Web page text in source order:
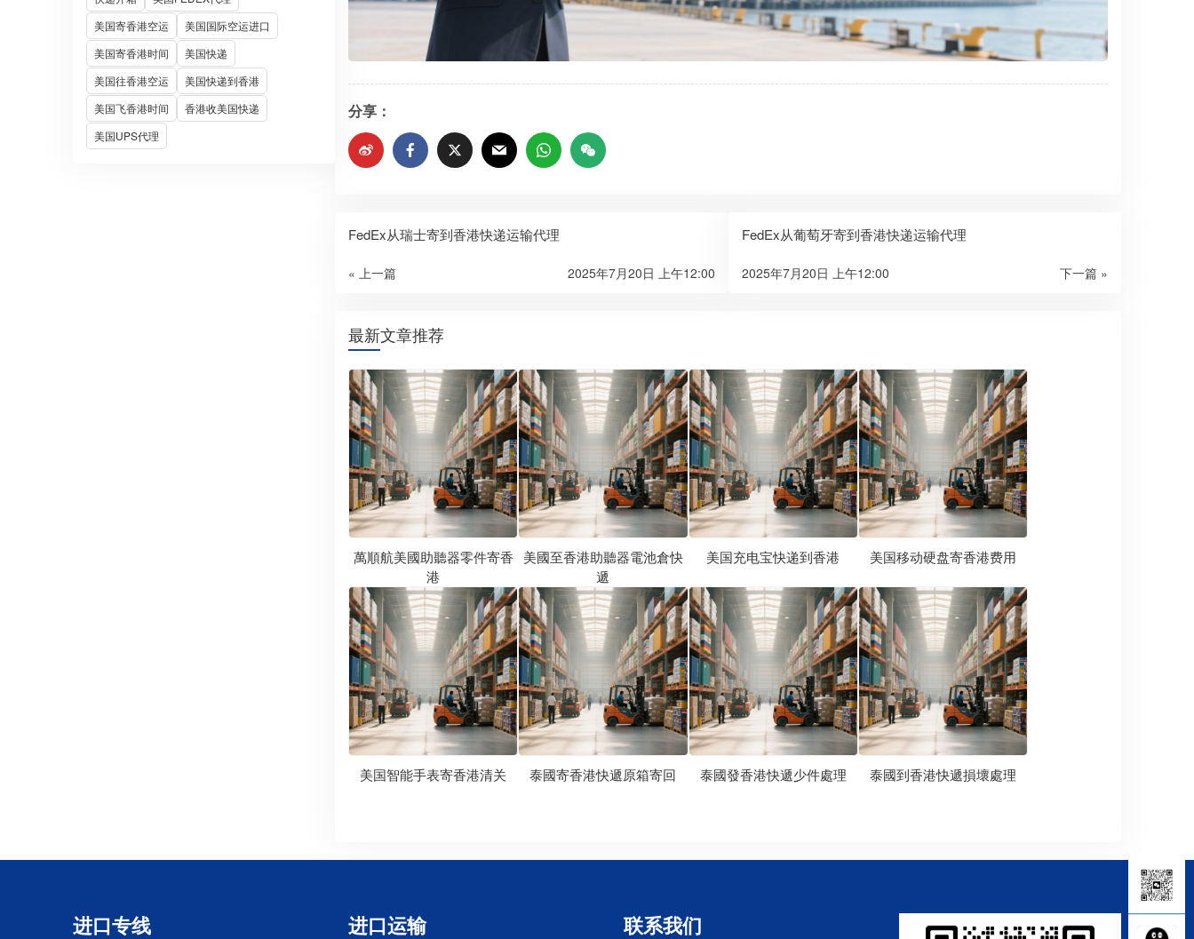
美国寄香港空运
美国国际空运进口
美国寄香港时间
美国快递
美国往香港空运
美国快递到香港
美国飞香港时间
香港收美国快递
美国UPS代理
分享：
FedEx从瑞士寄到香港快递运输代理
« 上一篇 2025年7月20日 上午12:00
FedEx从葡萄牙寄到香港快递运输代理
下一篇 »
2025年7月20日 上午12:00
最新文章推荐
萬順航美國助聽器零件寄香
港
美國至香港助聽器電池倉快
遞
美国充电宝快递到香港 美国移动硬盘寄香港费用
美国智能手表寄香港清关 泰國寄香港快遞原箱寄回 泰國發香港快遞少件處理 泰國到香港快遞損壞處理
进口专线 进口运输 联系我们